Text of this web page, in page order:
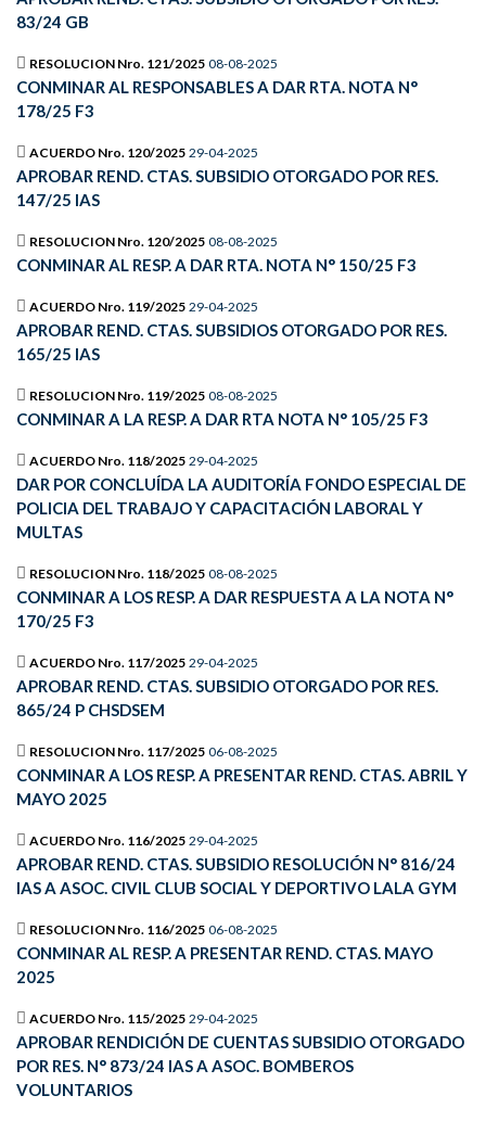
83/24 GB
RESOLUCION Nro. 121/2025 08-08-2025
CONMINAR AL RESPONSABLES A DAR RTA. NOTA N°
178/25 F3
ACUERDO Nro. 120/2025 29-04-2025
APROBAR REND. CTAS. SUBSIDIO OTORGADO POR RES.
147/25 IAS
RESOLUCION Nro. 120/2025 08-08-2025
CONMINAR AL RESP. A DAR RTA. NOTA N° 150/25 F3
ACUERDO Nro. 119/2025 29-04-2025
APROBAR REND. CTAS. SUBSIDIOS OTORGADO POR RES.
165/25 IAS
RESOLUCION Nro. 119/2025 08-08-2025
CONMINAR A LA RESP. A DAR RTA NOTA N° 105/25 F3
ACUERDO Nro. 118/2025 29-04-2025
DAR POR CONCLUÍDA LA AUDITORÍA FONDO ESPECIAL DE
POLICIA DEL TRABAJO Y CAPACITACIÓN LABORAL Y
MULTAS
RESOLUCION Nro. 118/2025 08-08-2025
CONMINAR A LOS RESP. A DAR RESPUESTA A LA NOTA N°
170/25 F3
ACUERDO Nro. 117/2025 29-04-2025
APROBAR REND. CTAS. SUBSIDIO OTORGADO POR RES.
865/24 P CHSDSEM
RESOLUCION Nro. 117/2025 06-08-2025
CONMINAR A LOS RESP. A PRESENTAR REND. CTAS. ABRIL Y
MAYO 2025
ACUERDO Nro. 116/2025 29-04-2025
APROBAR REND. CTAS. SUBSIDIO RESOLUCIÓN N° 816/24
IAS A ASOC. CIVIL CLUB SOCIAL Y DEPORTIVO LALA GYM
RESOLUCION Nro. 116/2025 06-08-2025
CONMINAR AL RESP. A PRESENTAR REND. CTAS. MAYO
2025
ACUERDO Nro. 115/2025 29-04-2025
APROBAR RENDICIÓN DE CUENTAS SUBSIDIO OTORGADO
POR RES. N° 873/24 IAS A ASOC. BOMBEROS
VOLUNTARIOS